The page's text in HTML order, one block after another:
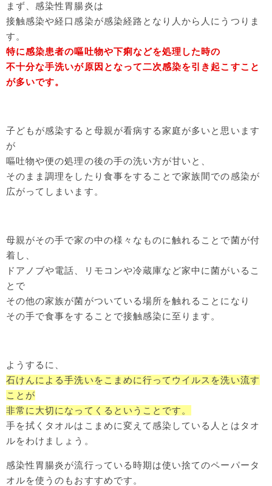
まず、感染性胃腸炎は
接触感染や経口感染が感染経路となり人から人にうつりま
す。
特に感染患者の嘔吐物や下痢などを処理した時の
不十分な手洗いが原因となって二次感染を引き起こすこと
が多いです。
子どもが感染すると母親が看病する家庭が多いと思います
が
嘔吐物や便の処理の後の手の洗い方が甘いと、
そのまま調理をしたり食事をすることで家族間での感染が
広がってしまいます。
母親がその手で家の中の様々なものに触れることで菌が付
着し、
ドアノブや電話、リモコンや冷蔵庫など家中に菌がいるこ
とで
その他の家族が菌がついている場所を触れることになり
その手で食事をすることで接触感染に至ります。
ようするに、
石けんによる手洗いをこまめに行ってウイルスを洗い流す
ことが
非常に大切になってくるということです。
手を拭くタオルはこまめに変えて感染している人とはタオ
ルをわけましょう。
感染性胃腸炎が流行っている時期は使い捨てのペーパータ
オルを使うのもおすすめです。